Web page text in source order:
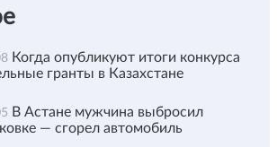
Когда опубликуют итоги конкурса
гранты в Казахстане
В Астане мужчина выбросил
— сгорел автомобиль